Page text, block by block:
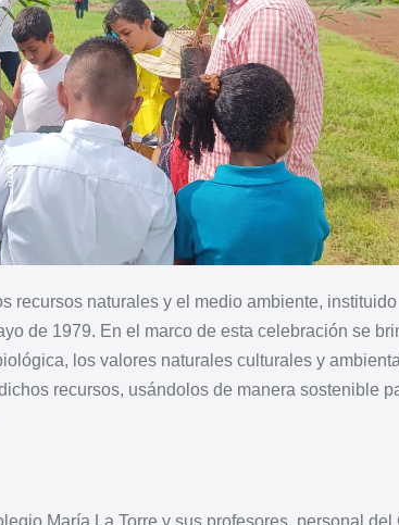
recursos naturales y el medio ambiente, instituido
de 1979. En el marco de esta celebración se
los valores naturales culturales y
recursos, usándolos de manera sostenible
María La Torre y sus profesores, personal del